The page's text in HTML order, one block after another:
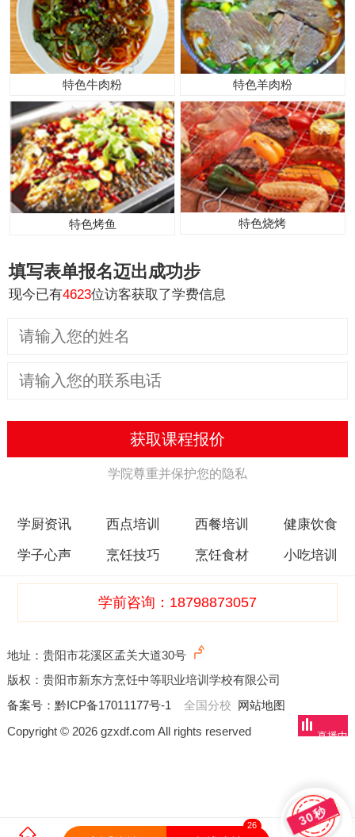
直播中
26
30秒
特色牛肉粉 特色羊肉粉
特色烤鱼 特色烧烤
填写表单报名迈出成功步
现今已有4623位访客获取了学费信息
获取课程报价
学院尊重并保护您的隐私
学厨资讯 西点培训 西餐培训 健康饮食
学子心声 烹饪技巧 烹饪食材 小吃培训
学前咨询：18798873057
地址：贵阳市花溪区孟关大道30号
版权：贵阳市新东方烹饪中等职业培训学校有限公司
备案号： 黔ICP备17011177号-1 全国分校 网站地图
Copyright © 2026 gzxdf.com All rights reserved